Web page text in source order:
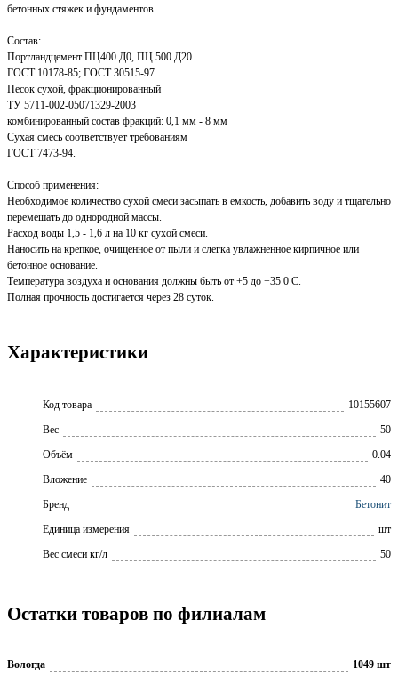
бетонных стяжек и фундаментов.
Состав:
Портландцемент ПЦ400 Д0, ПЦ 500 Д20
ГОСТ 10178-85; ГОСТ 30515-97.
Песок сухой, фракционированный
ТУ 5711-002-05071329-2003
комбинированный состав фракций: 0,1 мм - 8 мм
Сухая смесь соответствует требованиям
ГОСТ 7473-94.
Способ применения:
Необходимое количество сухой смеси засыпать в емкость, добавить воду и тщательно
перемешать до однородной массы.
Расход воды 1,5 - 1,6 л на 10 кг сухой смеси.
Наносить на крепкое, очищенное от пыли и слегка увлажненное кирпичное или
бетонное основание.
Температура воздуха и основания должны быть от +5 до +35 0 С.
Полная прочность достигается через 28 суток.
Характеристики
Код товара
10155607
Вес
50
Объём
0.04
Вложение
40
Бренд
Бетонит
Единица измерения
шт
Вес смеси кг/л
50
Остатки товаров по филиалам
Вологда
1049 шт